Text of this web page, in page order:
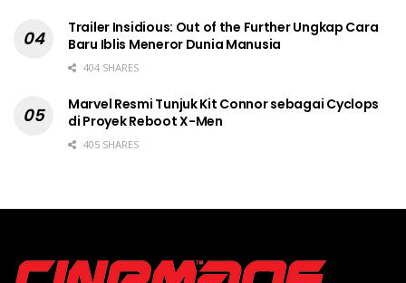
Trailer Insidious: Out of the Further Ungkap Cara
Baru Iblis Meneror Dunia Manusia
404 SHARES
Marvel Resmi Tunjuk Kit Connor sebagai Cyclops
di Proyek Reboot X-Men
405 SHARES